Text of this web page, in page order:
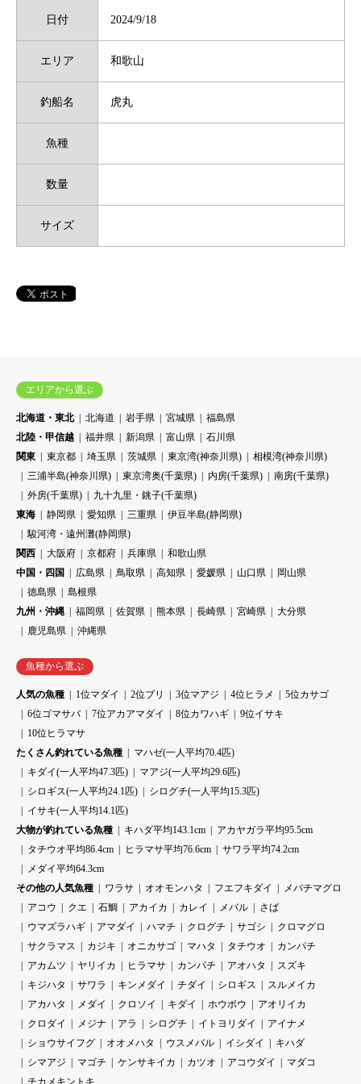
日付 2024/9/18
エリア 和歌山
釣船名 虎丸
魚種
数量
サイズ
エリアから選ぶ
北海道・東北 北海道 岩手県 宮城県
福島県
北陸・甲信越
福井県 新潟県 富山県
石川県
関東
東京都 埼玉県 茨城県 東京湾(神奈川県)
相模湾(神奈川県)
三浦半島(神奈川県)
東京湾奥(千葉県) 内房(千葉県)
南房(千葉県)
外房(千葉県)
九十九里・銚子(千葉県)
東海
静岡県 愛知県 三重県
伊豆半島(静岡県)
駿河湾・遠州灘(静岡県)
関西
大阪府 京都府 兵庫県
和歌山県
中国・四国
広島県 鳥取県 高知県 愛媛県 山口県
岡山県
徳島県
島根県
九州・沖縄
福岡県 佐賀県 熊本県 長崎県 宮崎県
大分県
鹿児島県
沖縄県
魚種から選ぶ
人気の魚種 1位マダイ 2位ブリ 3位マアジ 4位ヒラメ
5位カサゴ
6位ゴマサバ
7位アカアマダイ 8位カワハギ
9位イサキ
10位ヒラマサ
たくさん釣れている魚種
マハゼ(一人平均70.4匹)
キダイ(一人平均47.3匹)
マアジ(一人平均29.6匹)
シロギス(一人平均24.1匹)
シログチ(一人平均15.3匹)
イサキ(一人平均14.1匹)
大物が釣れている魚種
キハダ平均143.1cm
アカヤガラ平均95.5cm
タチウオ平均86.4cm
ヒラマサ平均76.6cm
サワラ平均74.2cm
メダイ平均64.3cm
その他の人気魚種
ワラサ オオモンハタ フエフキダイ
メバチマグロ
アコウ
クエ 石鯛 アカイカ カレイ メバル
さば
ウマズラハギ
アマダイ ハマチ クログチ サゴシ
クロマグロ
サクラマス
カジキ オニカサゴ マハタ タチウオ
カンパチ
アカムツ
ヤリイカ ヒラマサ カンパチ アオハタ
スズキ
キジハタ
サワラ キンメダイ チダイ シロギス
スルメイカ
アカハタ
メダイ クロソイ キダイ ホウボウ
アオリイカ
クロダイ
メジナ アラ シログチ イトヨリダイ
アイナメ
ショウサイフグ
オオメハタ ウスメバル イシダイ
キハダ
シマアジ
マゴチ ケンサキイカ カツオ アコウダイ
マダコ
チカメキントキ